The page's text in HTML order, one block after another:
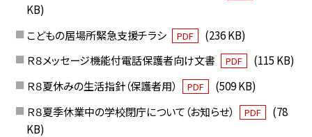
KB)
こどもの居場所緊急支援チラシ
PDF
(236 KB)
Ｒ８メッセージ機能付電話保護者向け文書
PDF
(115 KB)
Ｒ８夏休みの生活指針（保護者用）
PDF
(509 KB)
Ｒ８夏季休業中の学校閉庁について（お知らせ）
PDF
(78
KB)